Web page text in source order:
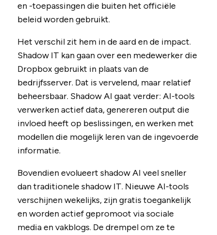
en -toepassingen die buiten het officiële
beleid worden gebruikt.
Het verschil zit hem in de aard en de impact.
Shadow IT kan gaan over een medewerker die
Dropbox gebruikt in plaats van de
bedrijfsserver. Dat is vervelend, maar relatief
beheersbaar. Shadow AI gaat verder: AI-tools
verwerken actief data, genereren output die
invloed heeft op beslissingen, en werken met
modellen die mogelijk leren van de ingevoerde
informatie.
Bovendien evolueert shadow AI veel sneller
dan traditionele shadow IT. Nieuwe AI-tools
verschijnen wekelijks, zijn gratis toegankelijk
en worden actief gepromoot via sociale
media en vakblogs. De drempel om ze te